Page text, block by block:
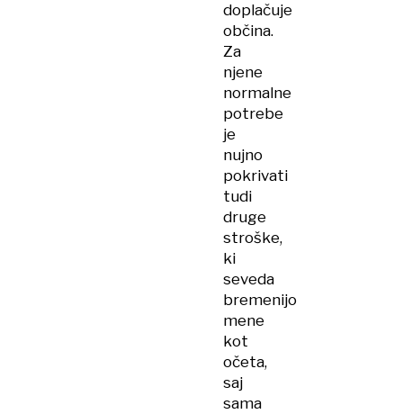
doplačuje
občina.
Za
njene
normalne
potrebe
je
nujno
pokrivati
tudi
druge
stroške,
ki
seveda
bremenijo
mene
kot
očeta,
saj
sama